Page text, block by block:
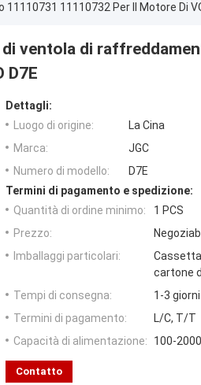
11110732 Per Il Motore Di
ventola di
D7E
Dettagli:
Luogo di origine:
La Cina
Marca:
JGC
Numero di modello:
D7E
Termini di pagamento e spedizione:
Quantità di ordine minimo:
1 PCS
Prezzo:
Imballaggi particolari:
cartone
Tempi di consegna:
1-3
Termini di pagamento:
L/C, T/T
Capacità di alimentazione:
100-2000
Contatto